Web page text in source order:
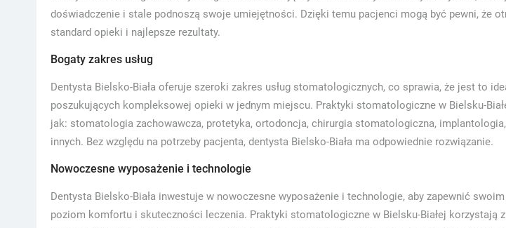
doświadczenie i stale podnoszą swoje umiejętności. Dzięki temu pacjenci mogą być pewni, że
standard opieki i najlepsze rezultaty.
Bogaty zakres usług
Dentysta Bielsko-Biała oferuje szeroki zakres usług stomatologicznych, co sprawia, że jest to
poszukujących kompleksowej opieki w jednym miejscu. Praktyki stomatologiczne w Bielsku-
jak: stomatologia zachowawcza, protetyka, ortodoncja, chirurgia stomatologiczna,
innych. Bez względu na potrzeby pacjenta, dentysta Bielsko-Biała ma odpowiednie rozwiązanie.
Nowoczesne wyposażenie i technologie
Dentysta Bielsko-Biała inwestuje w nowoczesne wyposażenie i technologie, aby zapewnić
poziom komfortu i skuteczności leczenia. Praktyki stomatologiczne w Bielsku-Białej korzystają